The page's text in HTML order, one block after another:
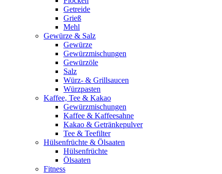
Getreide
Grieß
Mehl
Gewürze & Salz
Gewürze
Gewürzmischungen
Gewürzöle
Salz
Würz- & Grillsaucen
Würzpasten
Kaffee, Tee & Kakao
Gewürzmischungen
Kaffee & Kaffeesahne
Kakao & Getränkepulver
Tee & Teefilter
Hülsenfrüchte & Ölsaaten
Hülsenfrüchte
Ölsaaten
Fitness